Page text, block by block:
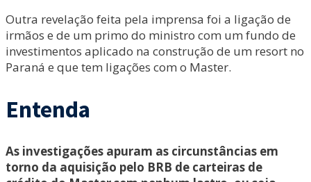
Outra revelação feita pela imprensa foi a ligação de
irmãos e de um primo do ministro com um fundo de
investimentos aplicado na construção de um resort no
Paraná e que tem ligações com o Master.
Entenda
As investigações apuram as circunstâncias em
torno da aquisição pelo BRB de carteiras de